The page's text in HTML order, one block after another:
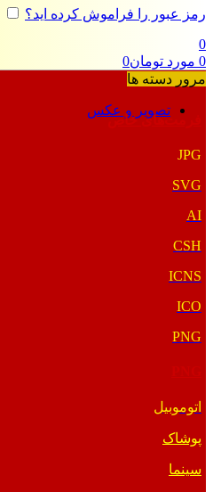
رمز عبور را فراموش کرده اید؟
0
0 مورد تومان0
مرور دسته ها
تصویر و عکس
فرمت‌های خاص
JPG
SVG
AI
CSH
ICNS
ICO
PNG
اتوموبیل
پوشاک
سینما